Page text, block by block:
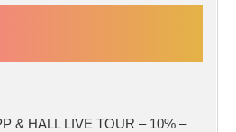
& HALL LIVE TOUR – 10% –